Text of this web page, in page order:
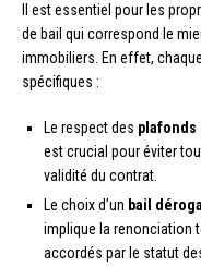
Il est essentiel pour les
de bail qui correspond le
immobiliers. En effet,
spécifiques :
Le respect des plafonds
est crucial pour éviter
validité du contrat.
Le choix d’un bail
implique la renonciation
accordés par le statut